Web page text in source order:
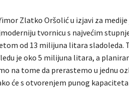
Zlatko Oršolić u izjavi za
tvornicu s najvećim
od 13 milijuna litara sladoleda.
je oko 5 milijuna litara, a
na tome da prerastemo u jednu
će s otvorenjem punog